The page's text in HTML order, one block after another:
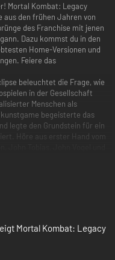
Mortal Kombat: Legacy
aus den frühen Jahren von
des Franchise mit jenen
Dazu kommst du in den
Home-Versionen und
Feiere das
beleuchtet die Frage, wie
in der Gesellschaft
Menschen als
begeisterte das
legte den Grundstein für ein
Höre aus erster Hand vom
Interviews, seltene
und Archivvideomaterial.
es den Spielern außerdem,
und Einblicke
Ursprünge von
Mortal Kombat: Legacy